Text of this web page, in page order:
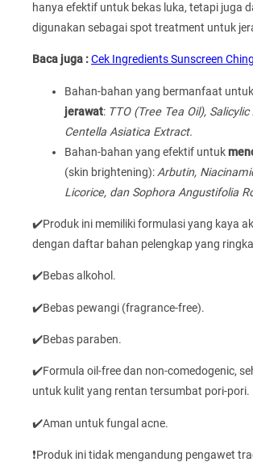
hanya efektif untuk bekas luka, tetapi juga
digunakan sebagai spot treatment untuk
Baca juga :Cek Ingredients Sunscreen
Bahan-bahan yang bermanfaat
jerawat: TTO (Tree Tea Oil), Salicylic
Centella Asiatica Extract.
Bahan-bahan yang efektif untuk
(skin brightening): Arbutin,
Licorice, dan Sophora Angustifolia
✔️Produk ini memiliki formulasi yang kaya
dengan daftar bahan pelengkap yang
✔️Bebas alkohol.
✔️Bebas pewangi (fragrance-free).
✔️Bebas paraben.
✔️Formula oil-free dan non-comedogenic,
untuk kulit yang rentan tersumbat pori-pori.
✔️Aman untuk fungal acne.
❗Produk ini tidak mengandung pengawet